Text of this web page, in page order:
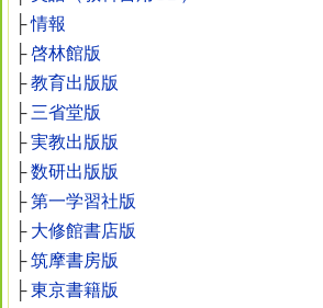
├情報
├啓林館版
├教育出版版
├ 三省堂版
├実教出版版
├数研出版版
├第一学習社版
├ 大修館書店版
├筑摩書房版
├東京書籍版